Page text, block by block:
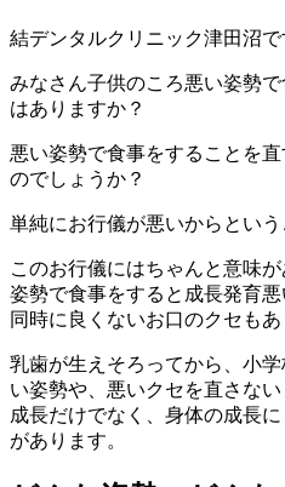
結デンタルクリニック津田沼で
みなさん子供のころ悪い姿勢
はありますか？
悪い姿勢で食事をすることを
のでしょうか？
単純にお行儀が悪いからという
このお行儀にはちゃんと意味
姿勢で食事をすると成長発育
同時に良くないお口のクセもあ
乳歯が生えそろってから、小
い姿勢や、悪いクセを直さな
成長だけでなく、身体の成長
があります。